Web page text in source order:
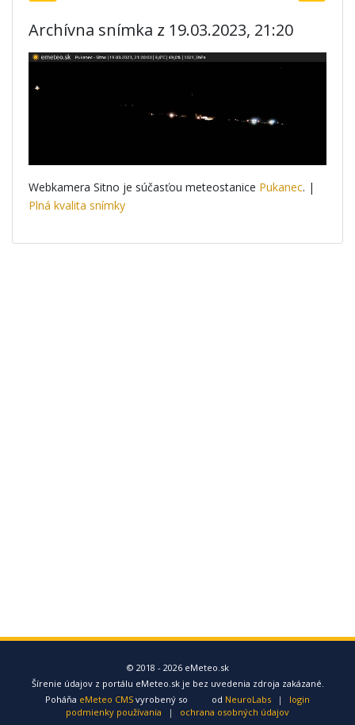
Archívna snímka z 19.03.2023, 21:20
Webkamera Sitno je súčasťou meteostanice Pukanec. |
Plná kvalita snímky
© 2018 - 2026 eMeteo.sk
Šírenie údajov z portálu eMeteo.sk je bez uvedenia zdroja zakázané.
Poháňa eMeteo CMS vyrobený so od NeuroLabs |
login
podmienky používania
| ochrana osobných údajov